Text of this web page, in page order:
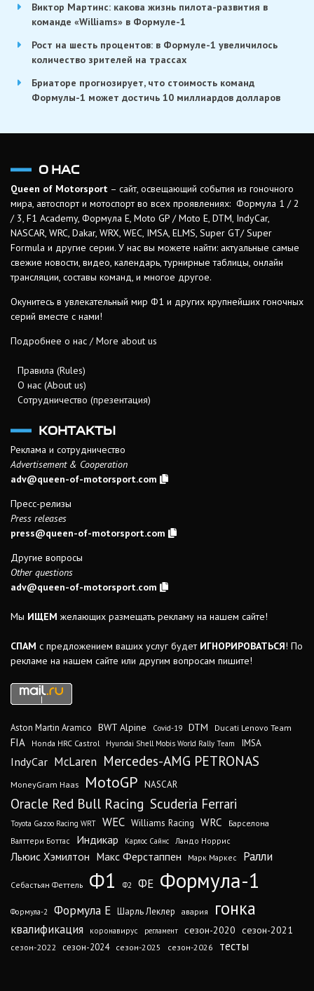
Виктор Мартинс: какова жизнь пилота-развития в
команде «Williams» в Формуле-1
Рост на шесть процентов: в Формуле-1 увеличилось
количество зрителей на трассах
Бриаторе прогнозирует, что стоимость команд
Формулы-1 может достичь 10 миллиардов долларов
О НАС
Queen of Motorsport – сайт, освещающий события из гоночного
мира, автоспорт и мотоспорт во всех проявлениях: Формула 1 / 2
/ 3, F1 Academy, Формула Е, Moto GP / Moto E, DTM, IndyCar,
NASCAR, WRC, Dakar, WRX, WEC, IMSA, ELMS, Super GT/ Super
Formula и другие серии. У нас вы можете найти: актуальные самые
свежие новости, видео, календарь, турнирные таблицы, онлайн
трансляции, составы команд, и многое другое.
Окунитесь в увлекательный мир Ф1 и других крупнейших гоночных
серий вместе с нами!
Подробнее о нас / More about us
Правила (Rules)
О нас (About us)
Сотрудничество (презентация)
КОНТАКТЫ
Реклама и сотрудничество
Advertisement & Cooperation
adv@queen-of-motorsport.com
Пресс-релизы
Press releases
press@queen-of-motorsport.com
Другие вопросы
Other questions
adv@queen-of-motorsport.com
Мы ИЩЕМ желающих размещать рекламу на нашем сайте!
СПАМ с предложением ваших услуг будет ИГНОРИРОВАТЬСЯ! По
рекламе на нашем сайте или другим вопросам пишите!
Aston Martin Aramco BWT Alpine Covid-19 DTM Ducati Lenovo Team
FIA Honda HRC Castrol Hyundai Shell Mobis World Rally Team IMSA
IndyCar McLaren Mercedes-AMG PETRONAS
MoneyGram Haas MotoGP NASCAR
Oracle Red Bull Racing Scuderia Ferrari
Toyota Gazoo Racing WRT WEC Williams Racing WRC
Барселона
Валттери Боттас
Индикар Карлос Сайнс Ландо Норрис
Льюис Хэмилтон Макс Ферстаппен Марк Маркес Ралли
Себастьян Феттель Ф1 Ф2 ФЕ Формула-1
Формула-2 Формула Е Шарль Леклер авария гонка
квалификация коронавирус регламент сезон-2020 сезон-2021
сезон-2022 сезон-2024 сезон-2025 сезон-2026 тесты